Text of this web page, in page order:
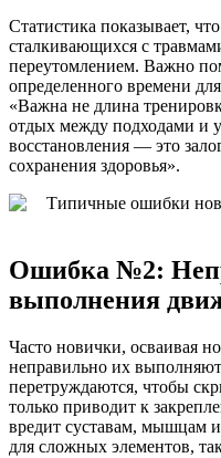
Статистика показывает,
сталкивающихся с
переутомлением. Важно
определенного времени
«Важна не длина
отдых между подходами и
восстановления — это
сохранения здоровья».
Ошибка №2:
выполнения
Часто новички, осваивая
неправильно их
перетруждаются, чтобы
только приводит к
вредит суставам, мышцам
для сложных элементов,